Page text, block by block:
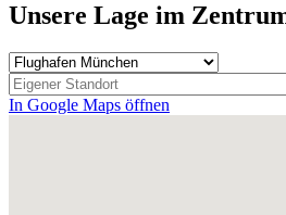
Unsere Lage im
In Google Maps öffnen